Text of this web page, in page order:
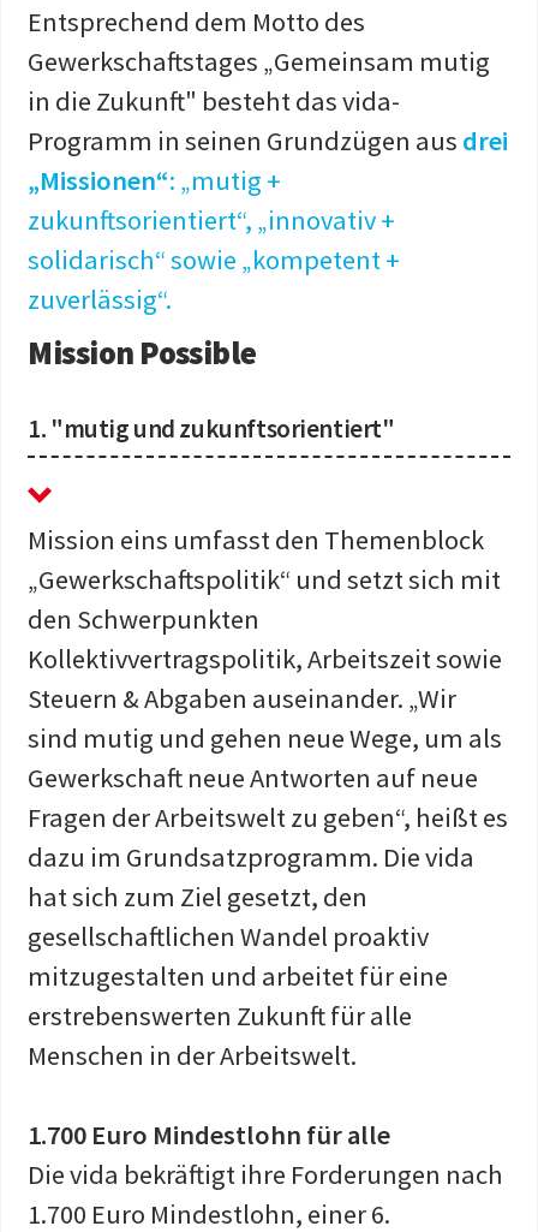
Entsprechend dem Motto des
Gewerkschaftstages „Gemeinsam mutig
in die Zukunft" besteht das vida-
Programm in seinen Grundzügen aus drei
„Missionen“: „mutig +
zukunftsorientiert“, „innovativ +
solidarisch“sowie „kompetent +
zuverlässig“.
Mission Possible
1. "mutig und zukunftsorientiert"
Mission eins umfasst den Themenblock
„Gewerkschaftspolitik“ und setzt sich mit
den Schwerpunkten
Kollektivvertragspolitik, Arbeitszeit sowie
Steuern & Abgaben auseinander. „Wir
sind mutig und gehen neue Wege, um als
Gewerkschaft neue Antworten auf neue
Fragen der Arbeitswelt zu geben“, heißt es
dazu im Grundsatzprogramm. Die vida
hat sich zum Ziel gesetzt, den
gesellschaftlichen Wandel proaktiv
mitzugestalten und arbeitet für eine
erstrebenswerten Zukunft für alle
Menschen in der Arbeitswelt.
1.700 Euro Mindestlohn für alle
Die vida bekräftigt ihre Forderungen nach
1.700 Euro Mindestlohn, einer 6.